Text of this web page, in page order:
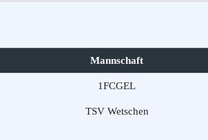
Mannschaft
1FCGEL
TSV Wetschen